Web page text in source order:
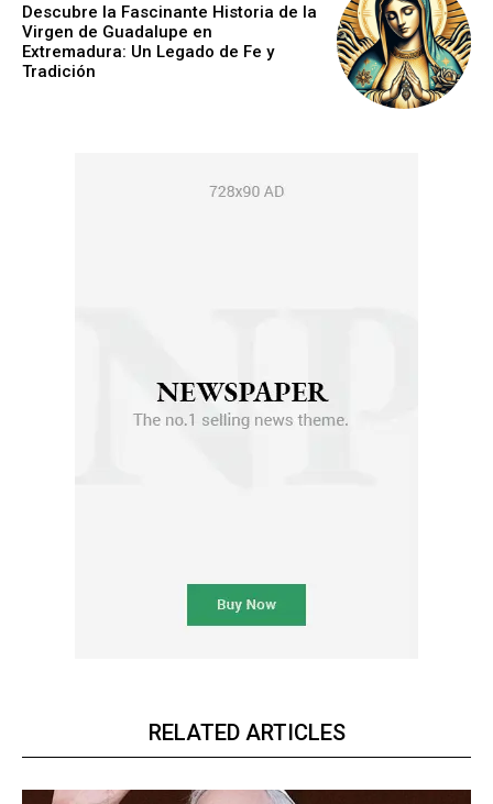
Descubre la Fascinante Historia de la
Virgen de Guadalupe en
Extremadura: Un Legado de Fe y
Tradición
RELATED ARTICLES